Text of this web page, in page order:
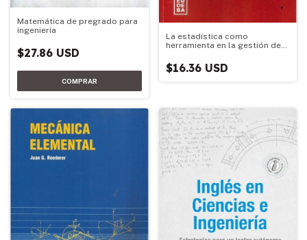
Matemática de pregrado para
ingeniería
$27.86 USD
La estadística como
herramienta en la gestión de
$16.36 USD